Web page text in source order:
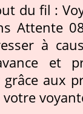
du fil :
Attente
à
et
aux